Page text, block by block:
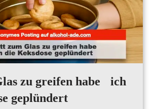
zu greifen habe ich
geplündert